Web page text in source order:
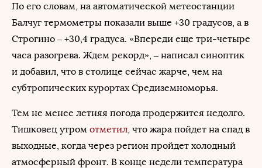
По его словам, на автоматической метеостанции
Балчуг термометры показали выше +30 градусов, а в
Строгино – +30,4 градуса. «Впереди еще три-четыре
часа разогрева. Ждем рекорд», – написал синоптик
и добавил, что в столице сейчас жарче, чем на
субтропических курортах Средиземноморья.
Тем не менее летняя погода продержится недолго.
Тишковец утром отметил, что жара пойдет на спад в
выходные, когда через регион пройдет холодный
атмосферный фронт. В конце недели температура